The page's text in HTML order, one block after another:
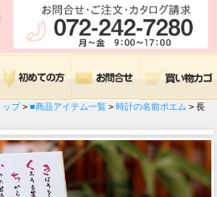
ップ> ■商品アイテム一覧 > 時計の名前ポエム > 長